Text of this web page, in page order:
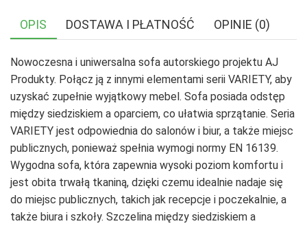
OPIS DOSTAWA I PŁATNOŚĆ OPINIE (0)
Nowoczesna i uniwersalna sofa autorskiego projektu AJ
Produkty. Połącz ją z innymi elementami serii VARIETY, aby
uzyskać zupełnie wyjątkowy mebel. Sofa posiada odstęp
między siedziskiem a oparciem, co ułatwia sprzątanie. Seria
VARIETY jest odpowiednia do salonów i biur, a także miejsc
publicznych, ponieważ spełnia wymogi normy EN 16139.
Wygodna sofa, która zapewnia wysoki poziom komfortu i
jest obita trwałą tkaniną, dzięki czemu idealnie nadaje się
do miejsc publicznych, takich jak recepcje i poczekalnie, a
także biura i szkoły. Szczelina między siedziskiem a